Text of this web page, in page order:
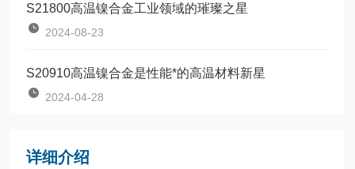
S21800高温镍合金工业领域的璀璨之星
2024-08-23
S20910高温镍合金是性能*的高温材料新星
2024-04-28
详细介绍